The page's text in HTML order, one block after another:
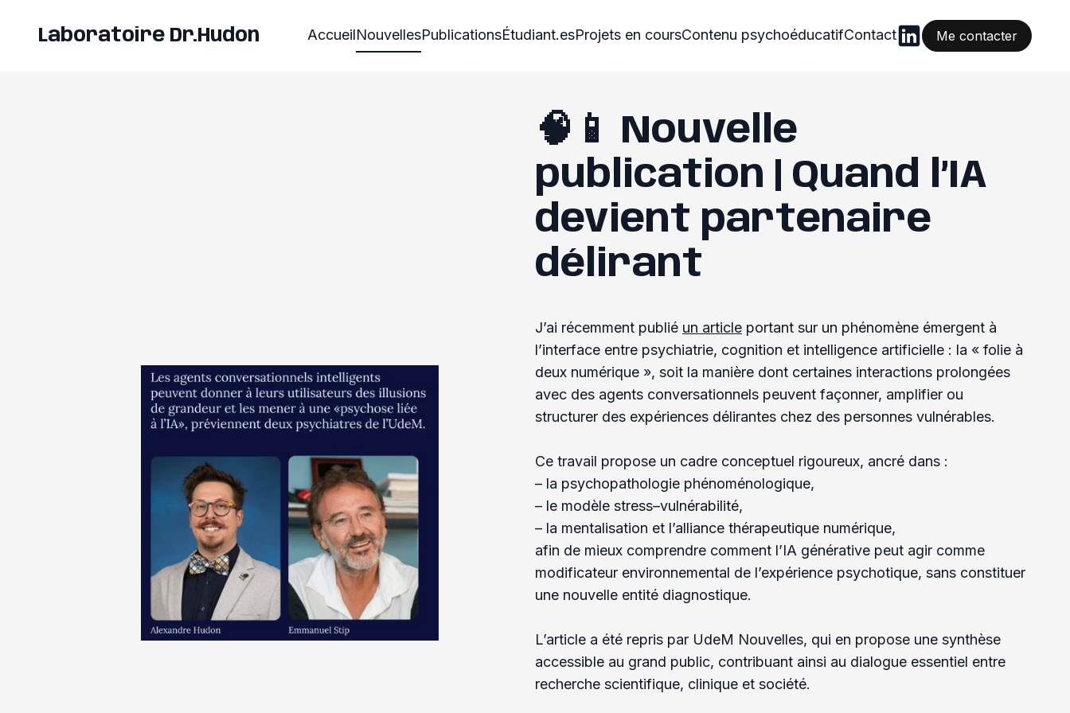
Laboratoire Dr.Hudon AccueilNouvellesPublicationsÉtudiant.esProjets en coursContenu psychoéducatifContact Me contacter
🧠📱 Nouvelle
publication | Quand l’IA
devient partenaire
délirant
J’ai récemment publié un article portant sur un phénomène émergent à
l’interface entre psychiatrie, cognition et intelligence artificielle : la « folie à
deux numérique », soit la manière dont certaines interactions prolongées
avec des agents conversationnels peuvent façonner, amplifier ou
structurer des expériences délirantes chez des personnes vulnérables.
Ce travail propose un cadre conceptuel rigoureux, ancré dans :
– la psychopathologie phénoménologique,
– le modèle stress–vulnérabilité,
– la mentalisation et l’alliance thérapeutique numérique,
afin de mieux comprendre comment l’IA générative peut agir comme
modificateur environnemental de l’expérience psychotique, sans constituer
une nouvelle entité diagnostique.
L’article a été repris par UdeM Nouvelles, qui en propose une synthèse
accessible au grand public, contribuant ainsi au dialogue essentiel entre
recherche scientifique, clinique et société.